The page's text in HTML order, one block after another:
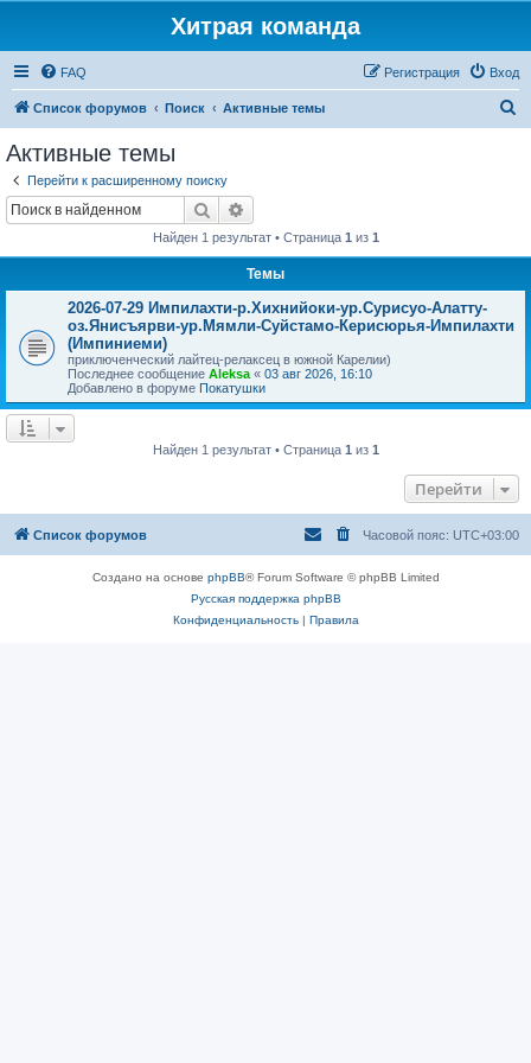
Хитрая команда
FAQ Вход
Регистрация
Список форумов Поиск Активные темы
Активные темы
Перейти к расширенному поиску
Поиск
Найден 1 результат • Страница 1 из 1
Темы
2026-07-29 Импилахти-р.Хихнийоки-ур.Сурисуо-Алатту-
оз.Янисъярви-ур.Мямли-Суйстамо-Керисюрья-Импилахти
(Импиниеми)
приключенческий лайтец-релаксец в южной Карелии)
Последнее сообщение Aleksa « 03 авг 2026, 16:10
Добавлено в форуме Покатушки
Найден 1 результат • Страница 1 из 1
Перейти
Список форумов Часовой пояс: UTC+03:00
Создано на основе phpBB® Forum Software © phpBB Limited
Русская поддержка phpBB
Конфиденциальность| Правила